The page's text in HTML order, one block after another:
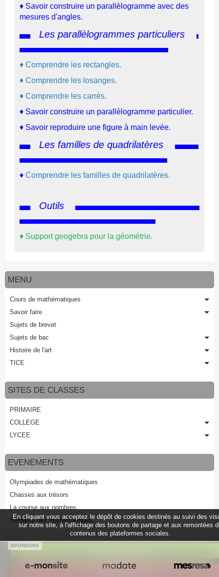
♦ Savoir construire un parallèlogramme avec des
mesures d'angles.
Les parallèlogrammes particuliers
♦ Comprendre les rectangles.
♦ Comprendre les losanges.
♦ Comprendre les carrés.
♦ Savoir construire un parallèlogramme particulier.
♦ Savoir reproduire une figure à main levée.
Les familles de quadrilatères
♦ Comprendre les familles de quadrilatères.
Outils
♦ Support geogebra pour la géométrie.
MENU
Cours de mathématiques
Savoir faire.
Sujets de brevet
Sujets de bac
Histoire de l'art
TICE
SITES DE CLASSES
PRIMAIRE
COLLEGE
LYCEE
EVENEMENTS
Olympiades de mathématiques
Chasses aux trésors
La course aux nombres
Semaine des mathématiques
Créer un site internet avec e-monsite
SPONSORS
En cliquant vous acceptez le dépôt de cookies destinés au suivi des
sur notre site, à l'affichage des boutons de partage et aux remontées
contenus des plateformes sociales.